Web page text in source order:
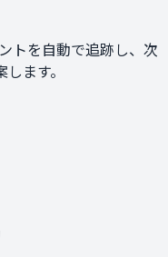
トを自動で追跡し、次
ます。